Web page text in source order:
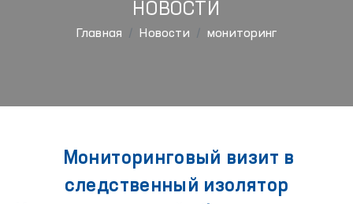
НОВОСТИ
Главная Новости мониторинг
Мониторинговый визит в
следственный изолятор